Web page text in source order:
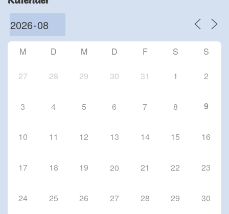
8 Okt. 26
M D M D F S S
27 28 29 30 31 1 2
3 4 5 6 7 8 9
10 11 12 13 14 15 16
17 18 19 20 21 22 23
24 25 26 27 28 29 30